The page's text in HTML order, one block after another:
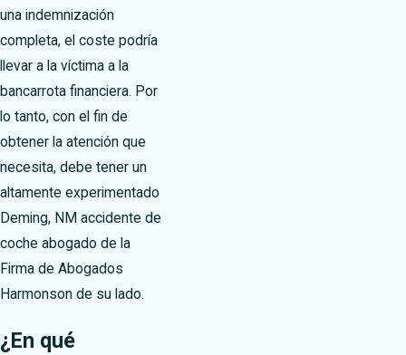
una indemnización
completa, el coste podría
llevar a la víctima a la
bancarrota financiera. Por
lo tanto, con el fin de
obtener la atención que
necesita, debe tener un
altamente experimentado
Deming, NM accidente de
coche abogado de la
Firma de Abogados
Harmonson de su lado.
¿En qué